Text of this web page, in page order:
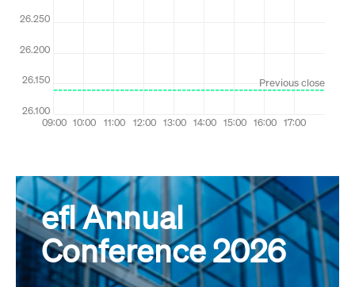
efl Annual
Conference 2026